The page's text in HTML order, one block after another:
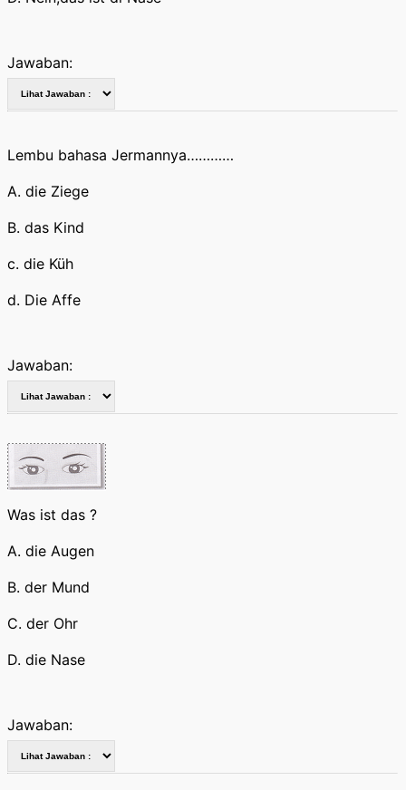
Jawaban:
Lembu bahasa Jermannya…………
A. die Ziege
B. das Kind
c. die Küh
d. Die Affe
Jawaban:
Was ist das ?
A. die Augen
B. der Mund
C. der Ohr
D. die Nase
Jawaban: